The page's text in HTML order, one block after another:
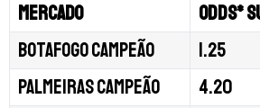
Mercado
Odds*
Botafogo campeão
1.25
Palmeiras campeão
4.20